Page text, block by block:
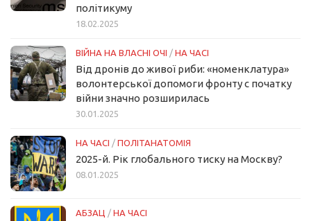
політикуму
18.02.2025
ВІЙНА НА ВЛАСНІ ОЧІ / НА ЧАСІ
Від дронів до живої риби: «номенклатура»
волонтерської допомоги фронту с початку
війни значно розширилась
30.01.2025
НА ЧАСІ / ПОЛІТАНАТОМІЯ
2025-й. Рік глобального тиску на Москву?
08.01.2025
АБЗАЦ / НА ЧАСІ